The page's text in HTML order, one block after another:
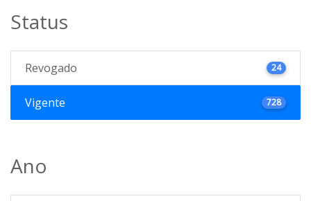
Status
Revogado 24
Vigente 728
Ano